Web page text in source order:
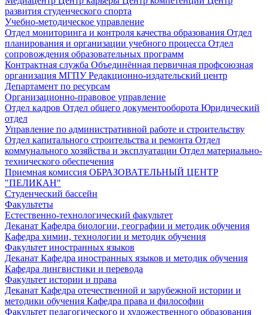
развития студенческого спорта
Учебно-методическое управление
Отдел мониторинга и контроля качества образования Отдел
планирования и организации учебного процесса Отдел
сопровождения образовательных программ
Контрактная служба Объединённая первичная профсоюзная
организация МГПУРедакционно-издательский центр
Департамент по ресурсам
Организационно-правовое управление
Отдел кадров Отдел общего документооборота Юридический
отдел
Управление по административной работе и строительству
Отдел капитального строительства и ремонта Отдел
коммунального хозяйства и эксплуатации Отдел материально-
технического обеспечения
Приемная комиссия ОБРАЗОВАТЕЛЬНЫЙ ЦЕНТР
"ПЕЛИКАН"
Студенческий бассейн
Факультеты
Естественно-технологический факультет
Деканат Кафедра биологии, географии и методик обучения
Кафедра химии, технологии и методик обучения
Факультет иностранных языков
Деканат Кафедра иностранных языков и методик обучения
Кафедра лингвистики и перевода
Факультет истории и права
Деканат Кафедра отечественной и зарубежной истории и
методики обучения Кафедра права и философии
Факультет педагогического и художественного образования